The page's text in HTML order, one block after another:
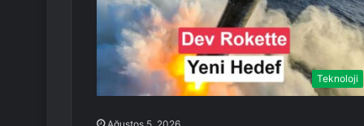
Teknoloji